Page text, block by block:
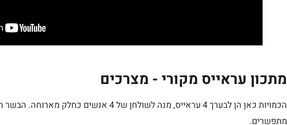
מתכון עראייס מקורי - מצרכים
הכמויות כאן הן לבערך 4 עראייס, מנה לשולחן של 4
מתפשרים.